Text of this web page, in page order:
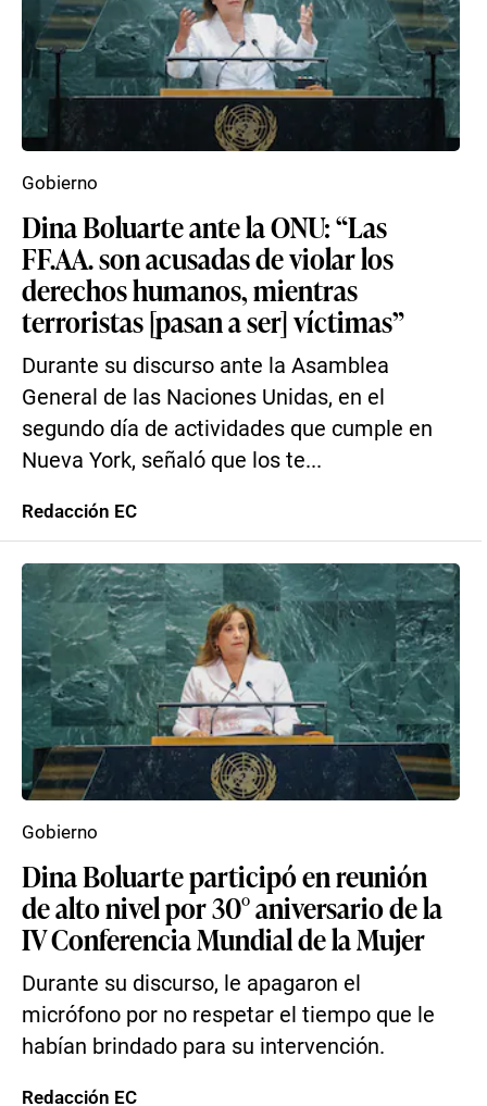
Dina Boluarte ante la ONU: “Las
FF.AA. son acusadas de violar los
derechos humanos, mientras
terroristas [pasan a ser] víctimas”
Durante su discurso ante la Asamblea
General de las Naciones Unidas, en el
segundo día de actividades que cumple en
Nueva York, señaló que los te...
Gobierno
Redacción EC
Dina Boluarte participó en reunión
de alto nivel por 30° aniversario de la
IV Conferencia Mundial de la Mujer
Durante su discurso, le apagaron el
micrófono por no respetar el tiempo que le
habían brindado para su intervención.
Gobierno
Redacción EC